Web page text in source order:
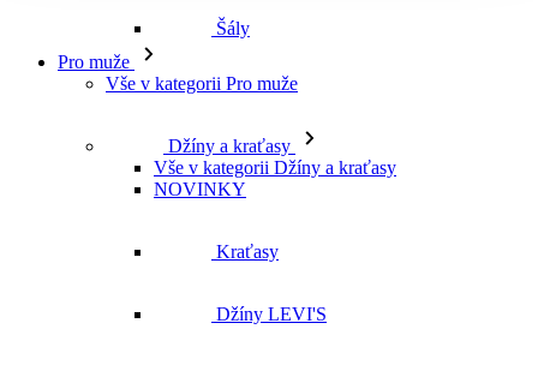
Šály
Pro muže
Vše v kategorii Pro muže
Džíny a kraťasy
Vše v kategorii Džíny a kraťasy
NOVINKY
Kraťasy
Džíny LEVI'S